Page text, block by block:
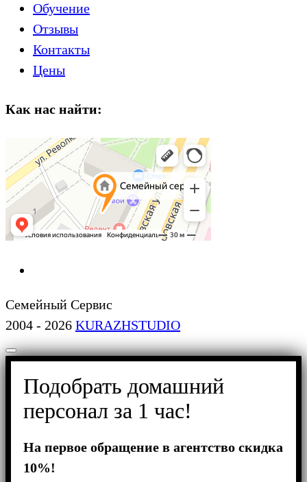
Обучение
Отзывы
Контакты
Цены
Как нас найти:
Семейный Сервис
2004 - 2026 KURAZHSTUDIO
Подобрать домашний
персонал за 1 час!
На первое обращение в агентство скидка
10%!